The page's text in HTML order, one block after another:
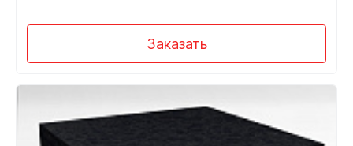
Заказать